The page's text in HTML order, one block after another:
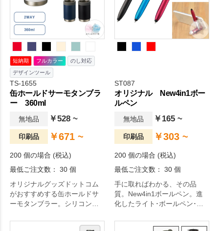
たしましたので、ターゲット
の年齢や性別に合わせたり、
推し色で作成することも可能
です。
短納期 フルカラー
のし対応
デザインツール
TS-1655
缶ホールドサーモタンブラ
ー 360ml
無地品 ￥528 ~
印刷品 ￥671 ~
200 個の場合 (税込)
最低ご注文数： 30 個
オリジナルグッズドットコム
がおすすめする缶ホールドサ
ーモタンブラー。シリコンパ
ルダー、サーモタンブラーの
ST087
オリジナル New4in1ボー
ルペン
無地品 ￥165 ~
印刷品 ￥303 ~
200 個の場合 (税込)
最低ご注文数： 30 個
手に取ればわかる、その品
質。New4in1ボールペン。進
化したライト･ボールペン･タ
機能搭載。一度使えば手放せ